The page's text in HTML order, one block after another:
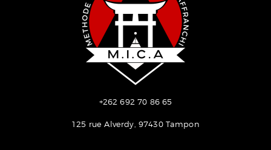
+262 692 70 86 65
125 rue Alverdy, 97430 Tampon